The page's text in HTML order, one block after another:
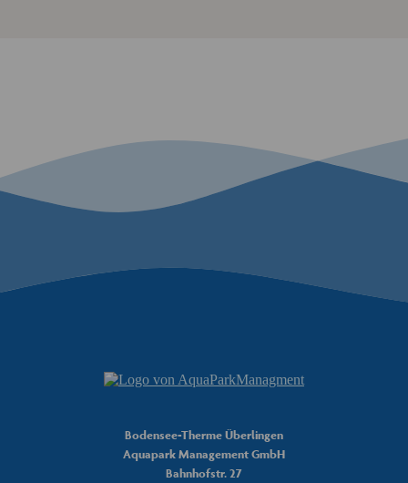
Bodensee-Therme Überlingen
Aquapark Management GmbH
Bahnhofstr. 27
Hinweis: Peet basiert auf künstlicher Intelligenz und kann Fehler machen.
Hallo. Wie kann ich helfen?